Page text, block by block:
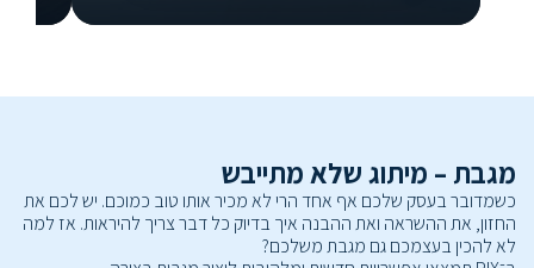
מגבת – מיתוג שלא מתייבש
כשמדובר בעסק שלכם אף אחד הרי לא מכיר אותו טוב כמוכם. יש לכם את
החזון, את ההשראה ואת ההבנה איך בדיוק כל דבר צריך להיראות. אז למה
לא להכין בעצמכם גם מגבת משלכם?